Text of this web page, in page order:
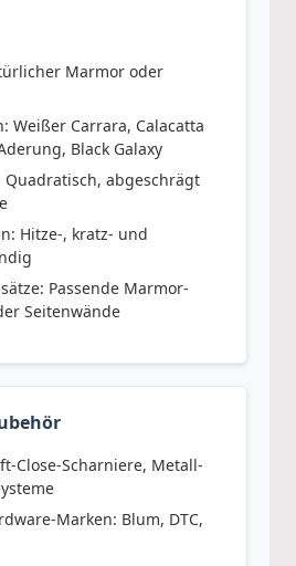
Marmor oder
Weißer Carrara, Calacatta
Black Galaxy
Quadratisch, abgeschrägt
Hitze-, kratz- und
Passende Marmor-
Seitenwände
Close-Scharniere, Metall-
Marken: Blum, DTC,